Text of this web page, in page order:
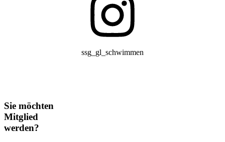
ssg_gl_schwimmen
Sie möchten
Mitglied
werden?